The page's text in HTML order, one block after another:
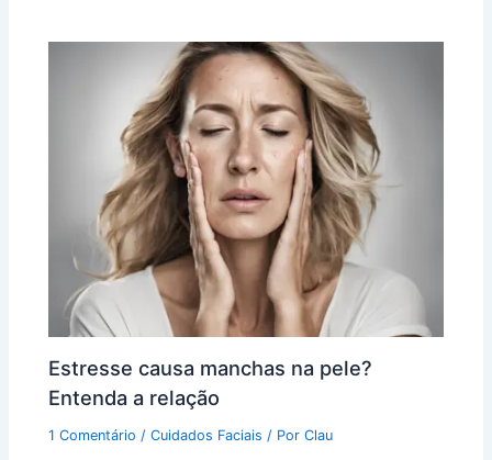
Estresse causa manchas na pele?
Entenda a relação
1 Comentário /Cuidados Faciais / PorClau